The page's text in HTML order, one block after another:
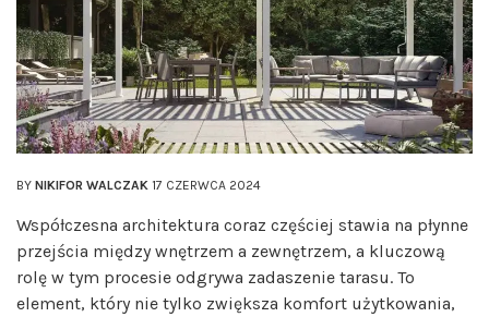
BY NIKIFOR WALCZAK 17 CZERWCA 2024
Współczesna architektura coraz częściej stawia na płynne
przejścia między wnętrzem a zewnętrzem, a kluczową
rolę w tym procesie odgrywa zadaszenie tarasu. To
element, który nie tylko zwiększa komfort użytkowania,